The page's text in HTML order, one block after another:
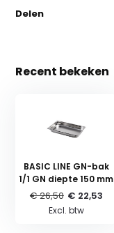
Delen
Recent bekeken
BASIC LINE GN-bak
1/1 GN diepte 150 mm
€ 26,50 € 22,53
Excl. btw